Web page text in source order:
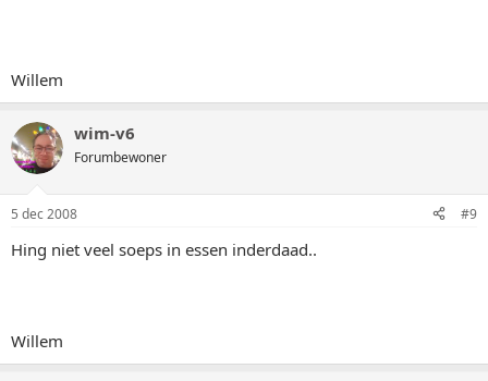
Willem
wim-v6
Forumbewoner
5 dec 2008 #9
Hing niet veel soeps in essen inderdaad..
Willem